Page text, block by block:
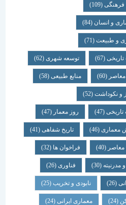
(109)
(84)
(71)
توسعه شهری(62)
منابع طبیعی(58)
(52)
(47) روز معمار(47)
(46) تاریخ شفاهی (41)
فراخوان ها (32)
(30) فناوری (26)
نابودی و تخریب(25)
معماری ایرانی(24)